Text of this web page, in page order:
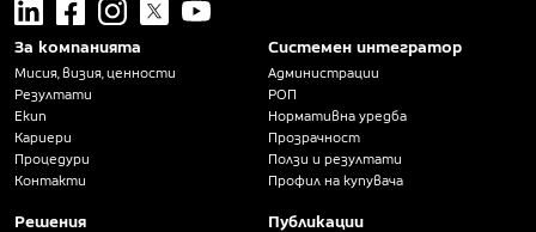
linkedin facebookinstagram
x youtube
За компанията
Мисия, визия, ценности
Резултати
Екип
Кариери
Процедури
Контакти
Решения
Системен интегратор
Администрации
РОП
Нормативна уредба
Прозрачност
Ползи и резултати
Профил на купувача
Публикации